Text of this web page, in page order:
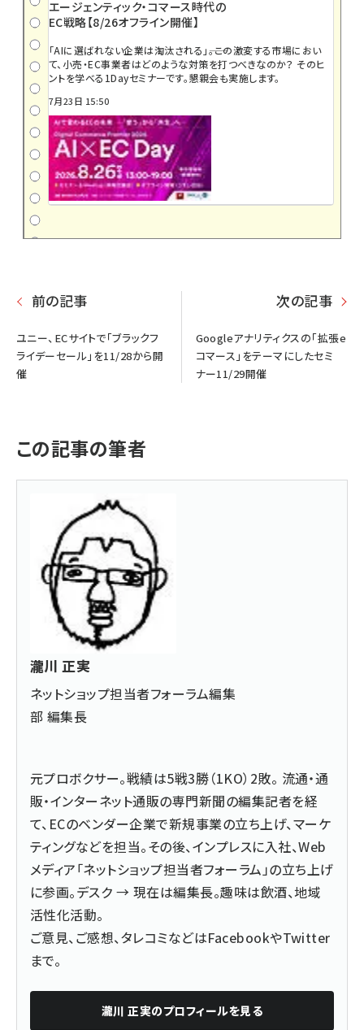
エージェンティック・コマース時代の
EC戦略【8/26オフライン開催】
「AIに選ばれない企業は淘汰される」――。この激変する市場におい
て、小売・EC事業者はどのような対策を打つべきなのか？ そのヒ
ントを学べる1Dayセミナーです。懇親会も実施します。
7月23日 15:50
前の記事
ユニー、ECサイトで「ブラックフ
ライデーセール」を11/28から開
催
次の記事
Googleアナリティクスの「拡張e
コマース」をテーマにしたセミ
ナー11/29開催
この記事の筆者
瀧川 正実
ネットショップ担当者フォーラム編集
部 編集長
元プロボクサー。戦績は5戦3勝（1KO）2敗。 流通・通
販・インターネット通販の専門新聞の編集記者を経
て、ECのベンダー企業で新規事業の立ち上げ、マーケ
ティングなどを担当。その後、インプレスに入社、Web
メディア「ネットショップ担当者フォーラム」の立ち上げ
に参画。デスク → 現在は編集長。趣味は飲酒、地域
活性化活動。
ご意見、ご感想、タレコミなどはFacebookやTwitter
まで。
瀧川 正実のプロフィールを見る